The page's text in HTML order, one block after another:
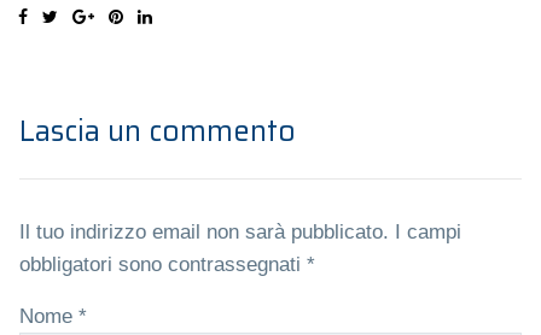
Lascia un commento
Il tuo indirizzo email non sarà pubblicato.
I campi
obbligatori sono contrassegnati *
Nome *